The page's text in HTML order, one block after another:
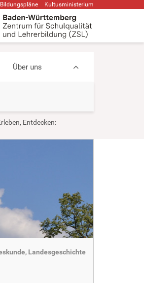
Bildungspläne Kultusministerium
Über uns
Entdecken:
Landesgeschichte